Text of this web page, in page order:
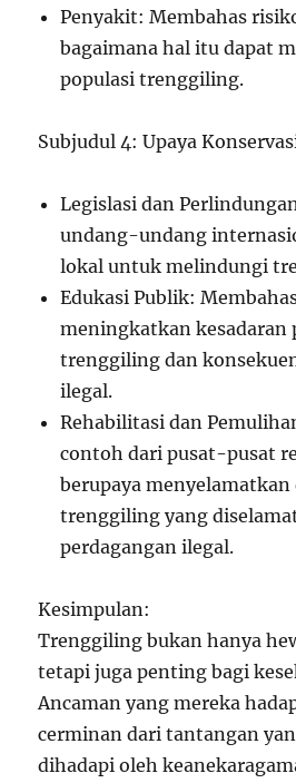
Penyakit: Membahas
bagaimana hal itu dapat
populasi trenggiling.
Subjudul 4: Upaya
Legislasi dan
undang-undang
lokal untuk melindungi
Edukasi Publik:
meningkatkan
trenggiling dan
ilegal.
Rehabilitasi dan
contoh dari pusat-pusat
berupaya
trenggiling yang
perdagangan ilegal.
Kesimpulan:
Trenggiling bukan hanya
tetapi juga penting bagi
Ancaman yang mereka
cerminan dari tantangan
dihadapi oleh